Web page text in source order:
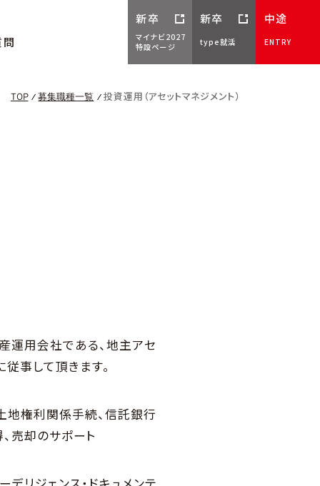
問
新卒
マイナビ2027
特設ページ
新卒
type就活
中途
ENTRY
TOP 募集職種一覧 投資運用（アセットマネジメント）
運用会社である、地主アセ
事して頂きます。
地権利関係手続、信託銀行
売却のサポート